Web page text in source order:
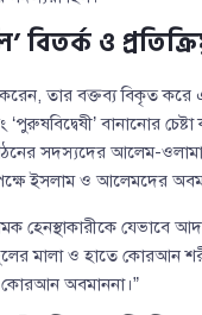
ও
তার বক্তব্য বিকৃত করে
‘পুরুষবিদ্বেষী’ বানানোর
সদস্যদের আলেম-
ইসলাম ও আলেমদের
হেনস্থাকারীকে যেভাবে
মালা ও হাতে কোরআন
কোরআন অবমাননা।”